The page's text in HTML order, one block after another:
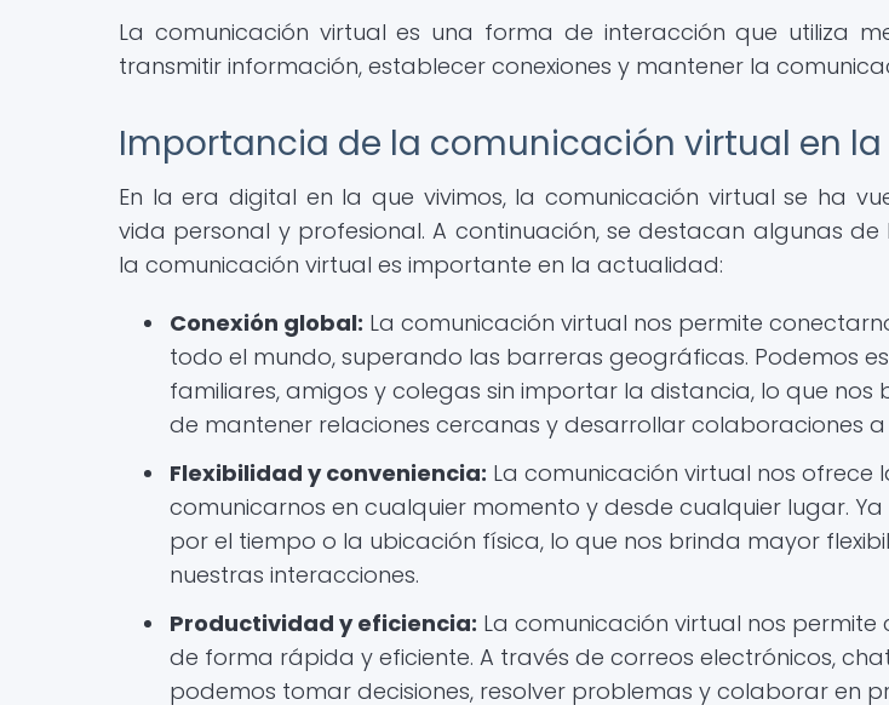
La comunicación virtual es una forma de interacción que utiliza
transmitir información, establecer conexiones y mantener la
Importancia de la comunicación virtual en
En la era digital en la que vivimos, la comunicación virtual se ha
vida personal y profesional. A continuación, se destacan algunas
la comunicación virtual es importante en la actualidad:
Conexión global: La comunicación virtual nos permite
todo el mundo, superando las barreras geográficas. Podemos
familiares, amigos y colegas sin importar la distancia, lo que
de mantener relaciones cercanas y desarrollar colaboraciones a
Flexibilidad y conveniencia: La comunicación virtual nos ofrece
comunicarnos en cualquier momento y desde cualquier lugar.
por el tiempo o la ubicación física, lo que nos brinda mayor
nuestras interacciones.
Productividad y eficiencia: La comunicación virtual nos
de forma rápida y eficiente. A través de correos electrónicos,
podemos tomar decisiones, resolver problemas y colaborar en